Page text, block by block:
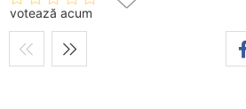
votează acum